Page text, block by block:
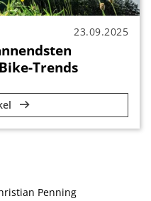
23.09.2025
Trends
Penning